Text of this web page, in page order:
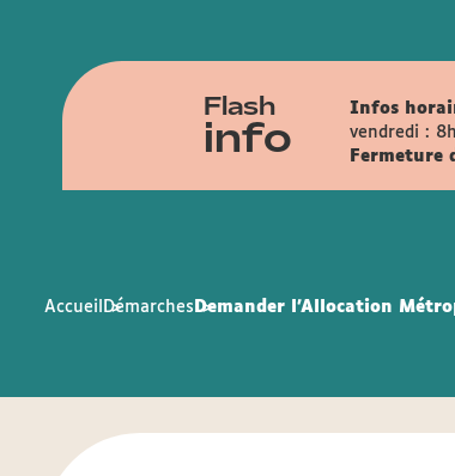
Flash
info
Infos
vendredi :
Fermeture
Accueil Démarches Demander l'Allocation